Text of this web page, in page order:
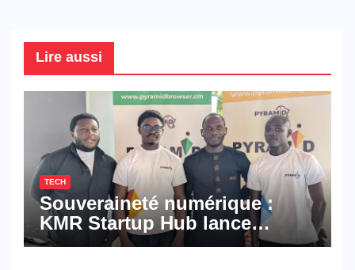
Lire aussi
TECH
Souveraineté numérique :
KMR Startup Hub lance
Pyramid Browser et Pyramid